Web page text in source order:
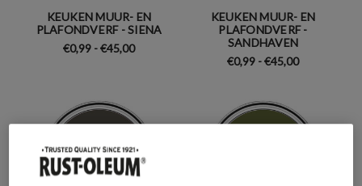
KEUKEN MUUR- EN
PLAFONDVERF - SIENA
€0,99 - €45,00
KEUKEN MUUR- EN
PLAFONDVERF -
SANDHAVEN
€0,99 - €45,00